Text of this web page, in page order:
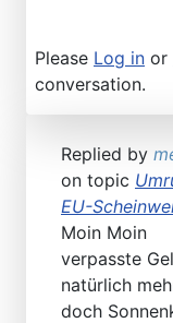
Please Log in or
conversation.
Replied by
on topic
EU-
Moin Moin
verpasste
natürlich
doch